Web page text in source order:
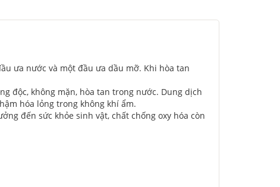
ưa nước và một đầu ưa dầu mỡ. Khi hòa tan
độc, không mặn, hòa tan trong nước. Dung dịch
hóa lỏng trong không khí ẩm.
đến sức khỏe sinh vật, chất chống oxy hóa còn